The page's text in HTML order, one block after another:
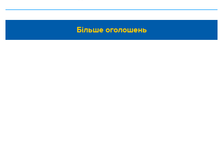
Більше оголошень